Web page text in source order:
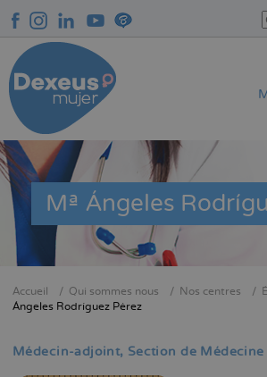
au
contenu
principal
Mª Ángeles
Fil
Accueil Qui sommes nous Nos centres
Ángeles Rodríguez Pérez
Médecin-adjoint Section de